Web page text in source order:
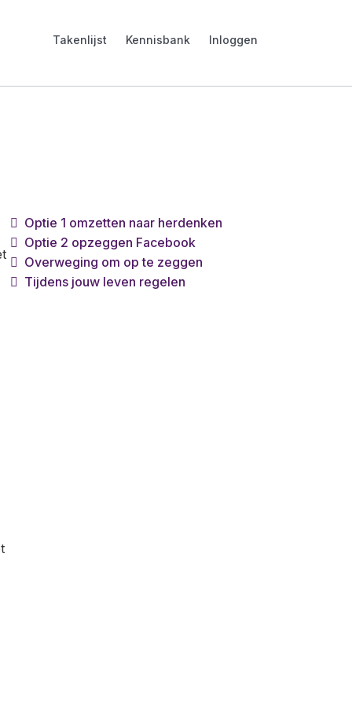
Takenlijst Kennisbank Inloggen
Optie 1 omzetten naar herdenken
Optie 2 opzeggen Facebook
Overweging om op te zeggen
Tijdens jouw leven regelen